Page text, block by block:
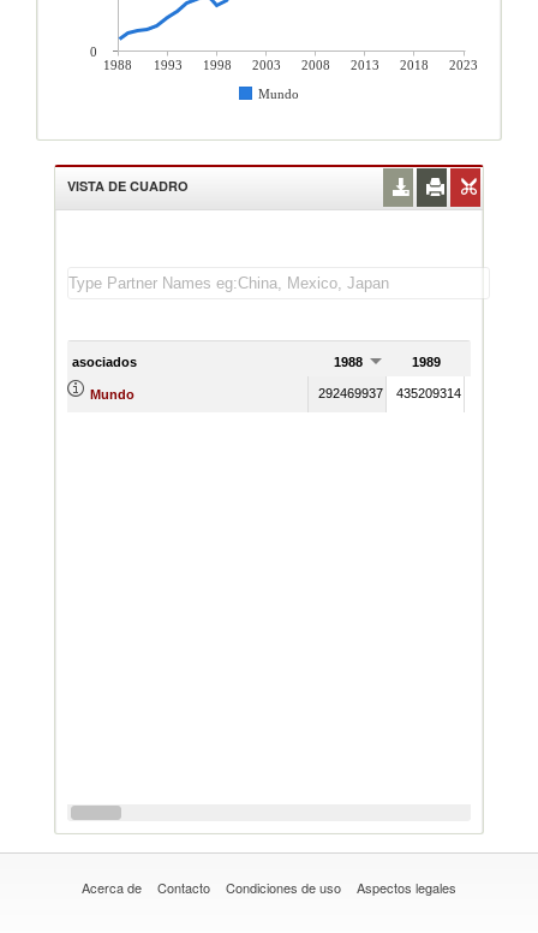
1988 1993 1998 2003 2008 2013 2018
2023
Mundo
0
VISTA DE CUADRO
asociados 1988 1989
Mundo 292469937 435209314
Acerca de Contacto Condiciones de uso Aspectos legales